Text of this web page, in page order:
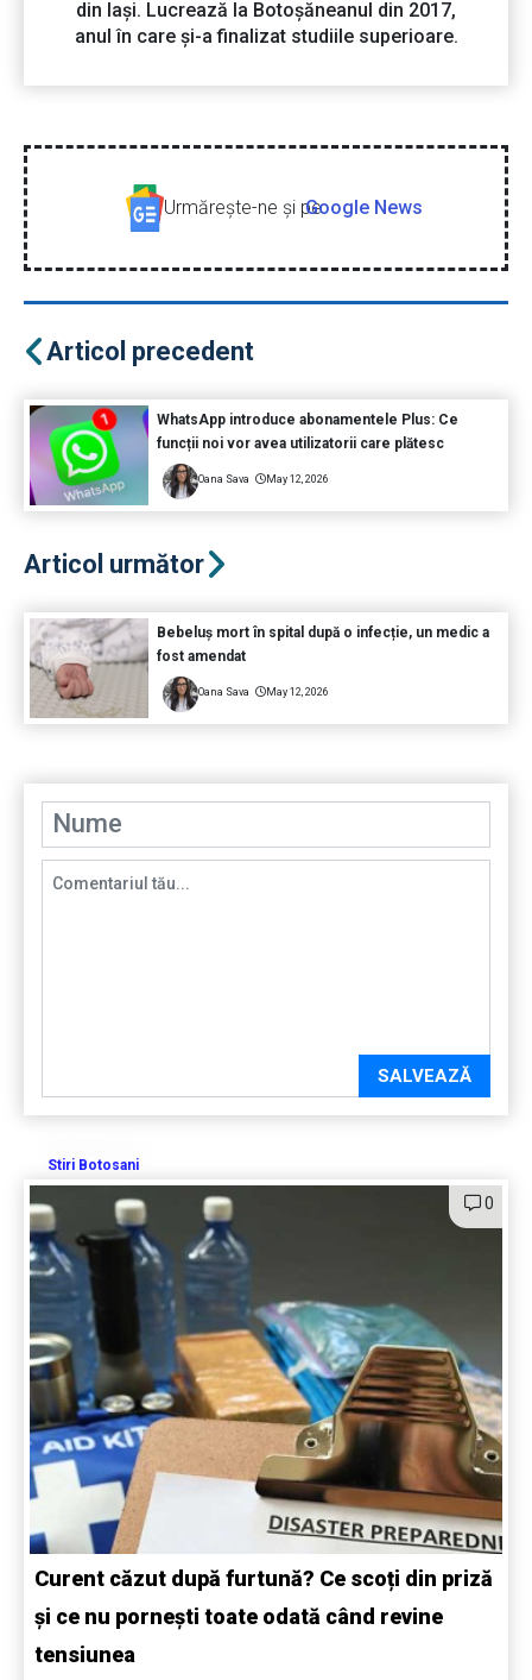
din Iași. Lucrează la Botoșăneanul din 2017,
anul în care și-a finalizat studiile superioare.
Urmăreşte-ne şi peGoogle News
Articol precedent
WhatsApp introduce abonamentele Plus: Ce
funcții noi vor avea utilizatorii care plătesc
Oana Sava May 12, 2026
Articol următor
Bebeluș mort în spital după o infecție, un medic a
fost amendat
Oana Sava May 12, 2026
SALVEAZĂ
Stiri Botosani
0
Curent căzut după furtună? Ce scoți din priză
și ce nu pornești toate odată când revine
tensiunea